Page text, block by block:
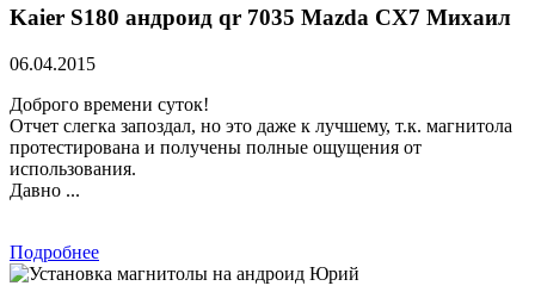
Kaier S180 андроид qr 7035 Mazda CX7 Михаил
06.04.2015
Доброго времени суток!
Отчет слегка запоздал, но это даже к лучшему, т.к. магнитола
протестирована и получены полные ощущения от
использования.
Давно ...
Подробнее